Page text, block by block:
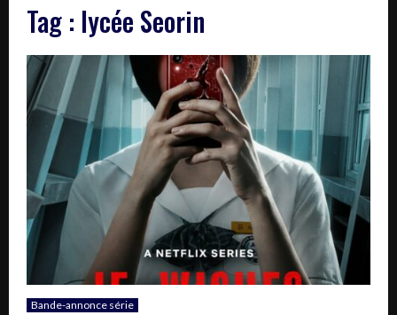
Tag : lycée Seorin
Bande-annonce série